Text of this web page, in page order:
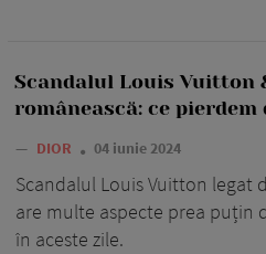
Scandalul Louis Vuitton
românească: ce pierdem
— DIOR 04 iunie 2024
Scandalul Louis Vuitton legat
are multe aspecte prea puțin
în aceste zile.